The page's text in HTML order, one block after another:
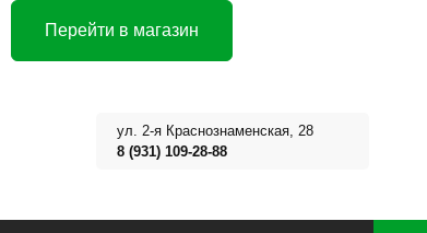
Перейти в магазин
ул. 2-я Краснознаменская, 28
8 (931) 109-28-88